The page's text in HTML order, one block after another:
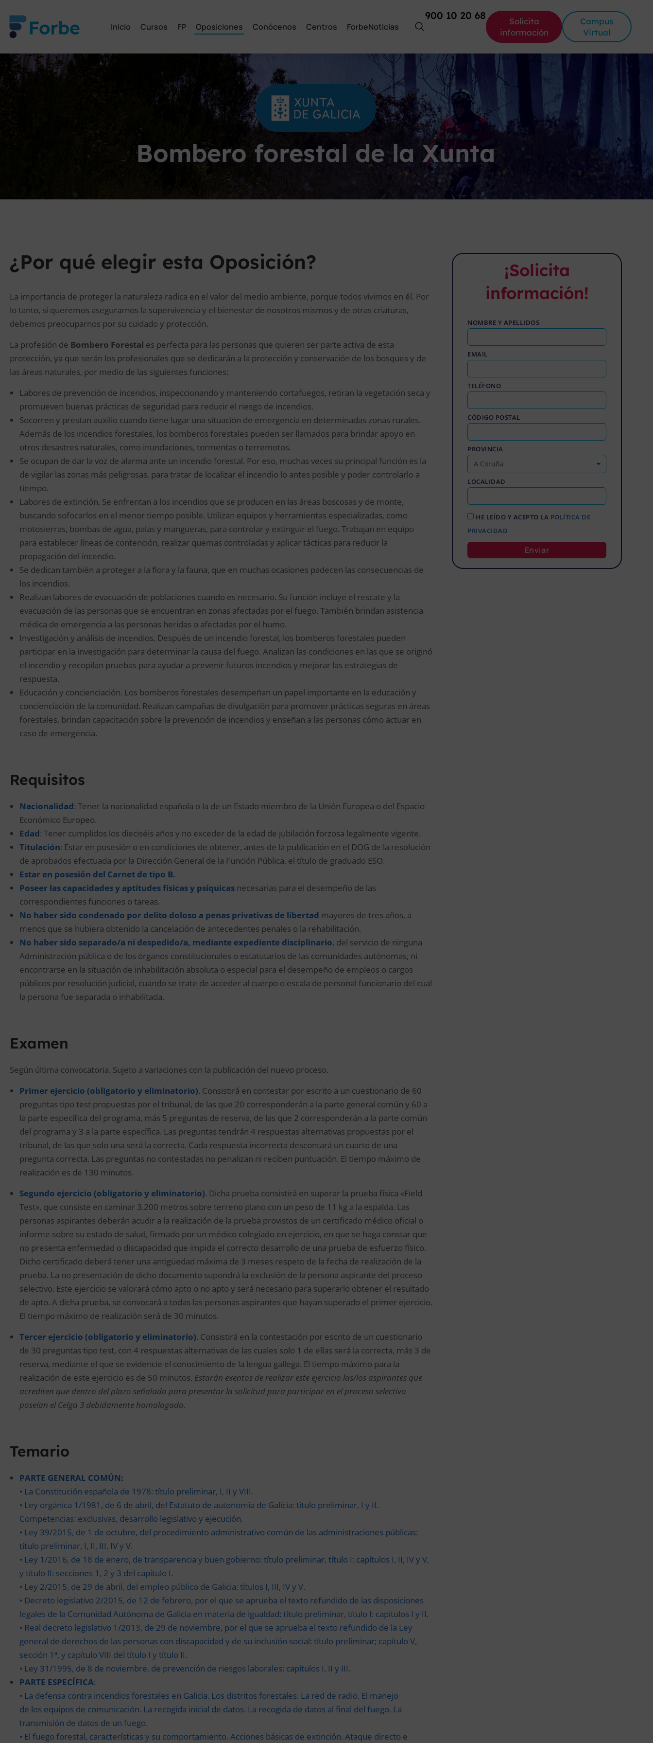
Inicio Cursos FP Oposiciones Conócenos Centros ForbeNoticias
900 10 20 68
Solicita
información
Campus
Virtual
Bombero forestal de la Xunta
¿Por qué elegir esta Oposición?
La importancia de proteger la naturaleza radica en el valor del medio ambiente, porque todos vivimos en él. Por
lo tanto, si queremos asegurarnos la supervivencia y el bienestar de nosotros mismos y de otras criaturas,
debemos preocuparnos por su cuidado y protección.
La profesión de Bombero Forestal es perfecta para las personas que quieren ser parte activa de esta
protección, ya que serán los profesionales que se dedicarán a la protección y conservación de los bosques y de
las áreas naturales, por medio de las siguientes funciones:
Labores de prevención de incendios, inspeccionando y manteniendo cortafuegos, retiran la vegetación seca y
promueven buenas prácticas de seguridad para reducir el riesgo de incendios.
Socorren y prestan auxilio cuando tiene lugar una situación de emergencia en determinadas zonas rurales.
Además de los incendios forestales, los bomberos forestales pueden ser llamados para brindar apoyo en
otros desastres naturales, como inundaciones, tormentas o terremotos.
Se ocupan de dar la voz de alarma ante un incendio forestal. Por eso, muchas veces su principal función es la
de vigilar las zonas más peligrosas, para tratar de localizar el incendio lo antes posible y poder controlarlo a
tiempo.
Labores de extinción. Se enfrentan a los incendios que se producen en las áreas boscosas y de monte,
buscando sofocarlos en el menor tiempo posible. Utilizan equipos y herramientas especializadas, como
motosierras, bombas de agua, palas y mangueras, para controlar y extinguir el fuego. Trabajan en equipo
para establecer líneas de contención, realizar quemas controladas y aplicar tácticas para reducir la
propagación del incendio.
Se dedican también a proteger a la flora y la fauna, que en muchas ocasiones padecen las consecuencias de
los incendios.
Realizan labores de evacuación de poblaciones cuando es necesario. Su función incluye el rescate y la
evacuación de las personas que se encuentran en zonas afectadas por el fuego. También brindan asistencia
médica de emergencia a las personas heridas o afectadas por el humo.
Investigación y análisis de incendios. Después de un incendio forestal, los bomberos forestales pueden
participar en la investigación para determinar la causa del fuego. Analizan las condiciones en las que se originó
el incendio y recopilan pruebas para ayudar a prevenir futuros incendios y mejorar las estrategias de
respuesta.
Educación y concienciación. Los bomberos forestales desempeñan un papel importante en la educación y
concienciación de la comunidad. Realizan campañas de divulgación para promover prácticas seguras en áreas
forestales, brindan capacitación sobre la prevención de incendios y enseñan a las personas cómo actuar en
caso de emergencia.
Requisitos
Nacionalidad: Tener la nacionalidad española o la de un Estado miembro de la Unión Europea o del Espacio
Económico Europeo.
Edad: Tener cumplidos los dieciséis años y no exceder de la edad de jubilación forzosa legalmente vigente.
Titulación: Estar en posesión o en condiciones de obtener, antes de la publicación en el DOG de la resolución
de aprobados efectuada por la Dirección General de la Función Pública, el título de graduado ESO.
Estar en posesión del Carnet de tipo B.
Poseer las capacidades y aptitudes físicas y psíquicas necesarias para el desempeño de las
correspondientes funciones o tareas.
No haber sido condenado por delito doloso a penas privativas de libertad mayores de tres años, a
menos que se hubiera obtenido la cancelación de antecedentes penales o la rehabilitación.
No haber sido separado/a ni despedido/a, mediante expediente disciplinario, del servicio de ninguna
Administración pública o de los órganos constitucionales o estatutarios de las comunidades autónomas, ni
encontrarse en la situación de inhabilitación absoluta o especial para el desempeño de empleos o cargos
públicos por resolución judicial, cuando se trate de acceder al cuerpo o escala de personal funcionario del cual
la persona fue separada o inhabilitada.
Examen
Según última convocatoria. Sujeto a variaciones con la publicación del nuevo proceso.
Primer ejercicio (obligatorio y eliminatorio). Consistirá en contestar por escrito a un cuestionario de 60
preguntas tipo test propuestas por el tribunal, de las que 20 corresponderán a la parte general común y 60 a
la parte específica del programa, más 5 preguntas de reserva, de las que 2 corresponderán a la parte común
del programa y 3 a la parte específica. Las preguntas tendrán 4 respuestas alternativas propuestas por el
tribunal, de las que solo una será la correcta. Cada respuesta incorrecta descontará un cuarto de una
pregunta correcta. Las preguntas no contestadas no penalizan ni reciben puntuación. El tiempo máximo de
realización es de 130 minutos.
Segundo ejercicio (obligatorio y eliminatorio). Dicha prueba consistirá en superar la prueba física «Field
Test», que consiste en caminar 3.200 metros sobre terreno plano con un peso de 11 kg a la espalda. Las
personas aspirantes deberán acudir a la realización de la prueba provistos de un certificado médico oficial o
informe sobre su estado de salud, firmado por un médico colegiado en ejercicio, en que se haga constar que
no presenta enfermedad o discapacidad que impida el correcto desarrollo de una prueba de esfuerzo físico.
Dicho certificado deberá tener una antigüedad máxima de 3 meses respeto de la fecha de realización de la
prueba. La no presentación de dicho documento supondrá la exclusión de la persona aspirante del proceso
selectivo. Este ejercicio se valorará cómo apto o no apto y será necesario para superarlo obtener el resultado
de apto. A dicha prueba, se convocará a todas las personas aspirantes que hayan superado el primer ejercicio.
El tiempo máximo de realización será de 30 minutos.
Tercer ejercicio (obligatorio y eliminatorio). Consistirá en la contestación por escrito de un cuestionario
de 30 preguntas tipo test, con 4 respuestas alternativas de las cuales solo 1 de ellas será la correcta, más 3 de
reserva, mediante el que se evidencie el conocimiento de la lengua gallega. El tiempo máximo para la
realización de este ejercicio es de 50 minutos. Estarán exentos de realizar este ejercicio las/los aspirantes que
acrediten que dentro del plazo señalado para presentar la solicitud para participar en el proceso selectivo
poseían el Celga 3 debidamente homologado.
Temario
PARTE GENERAL COMÚN:
• La Constitución española de 1978: título preliminar, I, II y VIII.
• Ley orgánica 1/1981, de 6 de abril, del Estatuto de autonomía de Galicia: título preliminar, I y II.
Competencias: exclusivas, desarrollo legislativo y ejecución.
• Ley 39/2015, de 1 de octubre, del procedimiento administrativo común de las administraciones públicas:
título preliminar, I, II, III, IV y V.
• Ley 1/2016, de 18 de enero, de transparencia y buen gobierno: título preliminar, título I: capítulos I, II, IV y V,
y título II: secciones 1, 2 y 3 del capítulo I.
• Ley 2/2015, de 29 de abril, del empleo público de Galicia: títulos I, III, IV y V.
• Decreto legislativo 2/2015, de 12 de febrero, por el que se aprueba el texto refundido de las disposiciones
legales de la Comunidad Autónoma de Galicia en materia de igualdad: título preliminar, título I: capítulos I y II.
• Real decreto legislativo 1/2013, de 29 de noviembre, por el que se aprueba el texto refundido de la Ley
general de derechos de las personas con discapacidad y de su inclusión social: título preliminar; capítulo V,
sección 1ª, y capítulo VIII del título I y título II.
• Ley 31/1995, de 8 de noviembre, de prevención de riesgos laborales: capítulos I, II y III.
PARTE ESPECÍFICA:
• La defensa contra incendios forestales en Galicia. Los distritos forestales. La red de radio. El manejo
de los equipos de comunicación. La recogida inicial de datos. La recogida de datos al final del fuego. La
transmisión de datos de un fuego.
• El fuego forestal, características y su comportamiento. Acciones básicas de extinción. Ataque directo e
¡Solicita
información!
NOMBRE Y APELLIDOS
EMAIL
TELÉFONO
CÓDIGO POSTAL
PROVINCIA
LOCALIDAD
HE LEÍDO Y ACEPTO LA POLÍTICA DE
PRIVACIDAD
Enviar